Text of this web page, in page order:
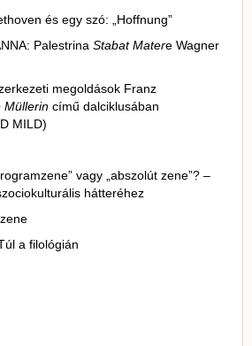
és egy szó: „Hoffnung”
Palestrina Stabat Matere Wagner
megoldások Franz
Müllerin című dalciklusában
MILD)
vagy „abszolút zene”? –
hátteréhez
a filológián